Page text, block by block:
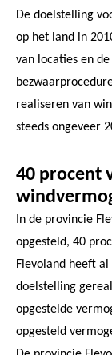
De doelstelling
op het land in
van locaties en
realiseren van
steeds ongeveer
40 procent
In de provincie
opgesteld, 40
Flevoland heeft
doelstelling
opgestelde
opgesteld